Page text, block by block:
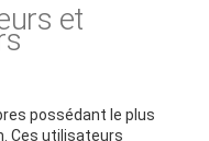
et
possédant le plus
Ces utilisateurs